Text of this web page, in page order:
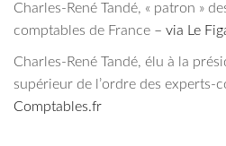
Charles-René Tandé, « patron »
comptables de France – via Le
Charles-René Tandé, élu à la
supérieur de l’ordre des experts-
Comptables.fr